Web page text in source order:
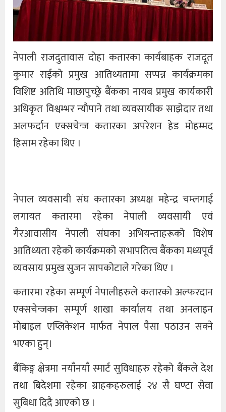
नेपाली राजदुतावास दोहा कतारका कार्यबाहक राजदूत
कुमार राईको प्रमुख आतिथ्यतामा सप्पन्न कार्यक्रमका
विशिष्ट अतिथि माछापुच्छ्रे बैंकका नायब प्रमुख कार्यकारी
अधिकृत विश्वम्भर न्यौपाने तथा व्यवसायीक साझेदार तथा
अलफर्दान एक्सचेन्ज कतारका अपरेशन हेड मोहम्मद
हिसाम रहेका थिए ।
नेपाल व्यवसायी संघ कतारका अध्यक्ष महेन्द्र चम्लगाई
लगायत कतारमा रहेका नेपाली व्यवसायी एवं
गैरआवासीय नेपाली संघका अभियन्ताहरूको विशेष
आतिथ्यता रहेको कार्यक्रमको सभापतित्व बैंकका मध्यपूर्व
व्यवसाय प्रमुख सुजन सापकोटाले गरेका थिए ।
कतारमा रहेका सम्पूर्ण नेपालीहरुले कतारको अल्फरदान
एक्सचेन्जका सम्पूर्ण शाखा कार्यालय तथा अनलाइन
मोबाइल एप्लिकेशन मार्फत नेपाल पैसा पठाउन सक्ने
भएका हुन्।
बैंकिङ्ग क्षेत्रमा नयाँनयाँ स्मार्ट सुविधाहरु रहेको बैंकले देश
तथा बिदेशमा रहेका ग्राहकहरुलाई २४ सै घण्टा सेवा
सुबिधा दिदै आएको छ ।